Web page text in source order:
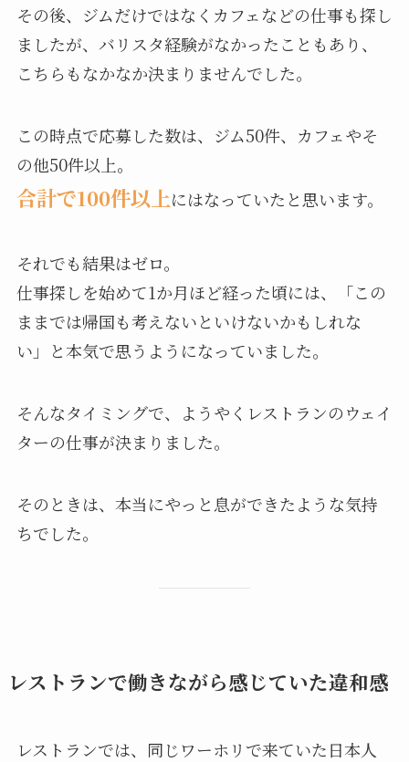
その後、ジムだけではなくカフェなどの仕事も探し
ましたが、バリスタ経験がなかったこともあり、
こちらもなかなか決まりませんでした。
この時点で応募した数は、ジム50件、カフェやそ
の他50件以上。
合計で100件以上にはなっていたと思います。
それでも結果はゼロ。
仕事探しを始めて1か月ほど経った頃には、「この
ままでは帰国も考えないといけないかもしれな
い」と本気で思うようになっていました。
そんなタイミングで、ようやくレストランのウェイ
ターの仕事が決まりました。
そのときは、本当にやっと息ができたような気持
ちでした。
レストランで働きながら感じていた違和感
レストランでは、同じワーホリで来ていた日本人